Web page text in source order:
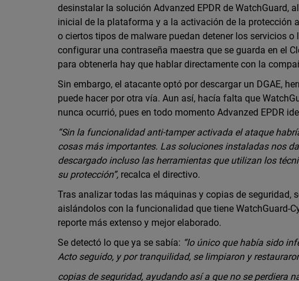
desinstalar la solución Advanzed EPDR de
inicial de la plataforma y a la activación de la protección
o ciertos tipos de malware puedan detener los servicios
configurar una contraseña maestra que se guarda en el
para obtenerla hay que hablar directamente con la
Sin embargo, el atacante optó por descargar un DGAE,
puede hacer por otra vía. Aun así, hacía falta que
nunca ocurrió, pues en todo momento Advanzed EPDR
“Sin la funcionalidad anti-tamper activada el ataque
cosas más importantes. Las soluciones instaladas nos
descargado incluso las herramientas que utilizan los
su protección”,recalca el directivo.
Tras analizar todas las máquinas y copias de seguridad,
aislándolos con la funcionalidad que tiene WatchGuard-
reporte más extenso y mejor elaborado.
Se detectó lo que ya se sabía: “lo único que había sido
Acto seguido, y por tranquilidad, se limpiaron y
copias de seguridad, ayudando así a que no se perdiera